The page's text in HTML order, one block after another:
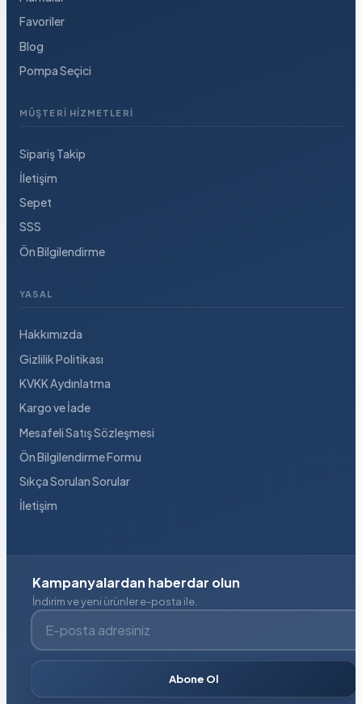
Favoriler
Blog
Pompa Seçici
MÜŞTERI HIZMETLERI
Sipariş Takip
İletişim
Sepet
SSS
Ön Bilgilendirme
YASAL
Hakkımızda
Gizlilik Politikası
KVKK Aydınlatma
Kargo ve İade
Mesafeli Satış Sözleşmesi
Ön Bilgilendirme Formu
Sıkça Sorulan Sorular
İletişim
Kampanyalardan haberdar olun
İndirim ve yeni ürünler e-posta ile.
E-posta adresiniz
Abone Ol